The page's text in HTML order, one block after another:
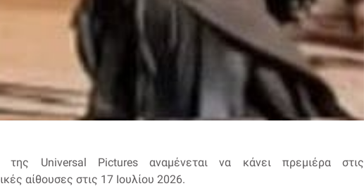
Universal Pictures αναμένεται να κάνει πρεμιέρα στις
αίθουσες στις 17 Ιουλίου 2026.